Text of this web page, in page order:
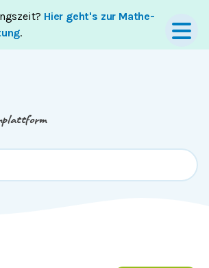
Hier geht's zur Mathe-
.
oderFooter